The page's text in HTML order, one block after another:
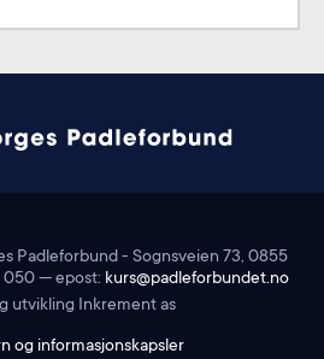
Padleforbund - Sognsveien 73, 0855
050 — epost: kurs@padleforbundet.no
utvikling Inkrement as
og informasjonskapsler